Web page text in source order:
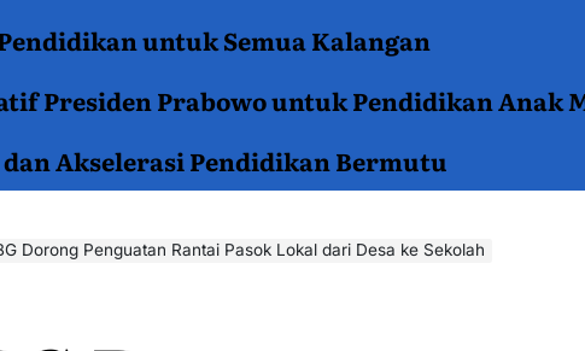
untuk Semua Kalangan
Presiden Prabowo untuk Pendidikan Anak
Akselerasi Pendidikan Bermutu
Dorong Penguatan Rantai Pasok Lokal dari Desa ke Sekolah